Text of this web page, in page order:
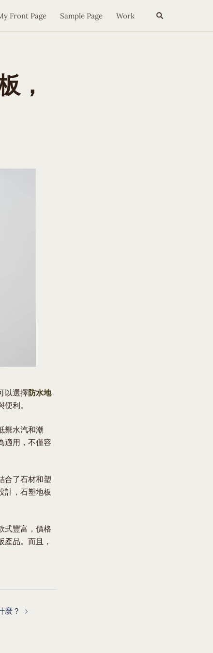
Front Page Sample Page Work Search
，
以選擇防水地
利。
禦水汽和潮
適用，不僅容
合了石材和塑
計，石塑地板
式豐富，價格
品。而且，
麼？